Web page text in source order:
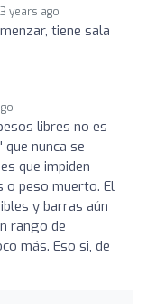
3 years ago
tiene sala
libres no es
nunca se
que impiden
o peso muerto. El
y barras aún
rango de
más. Eso si, de